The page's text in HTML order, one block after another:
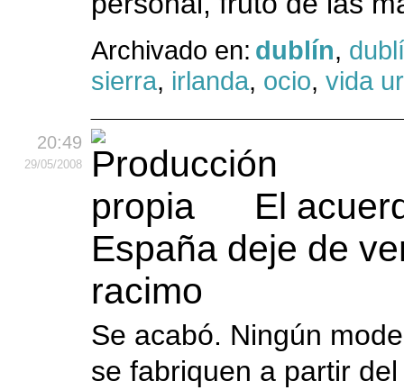
Archivado en: dublín,
sierra, irlanda, ocio, vida
20:49
29/05/2008
El
España deje de
racimo
Se acabó. Ningún
se fabriquen a partir